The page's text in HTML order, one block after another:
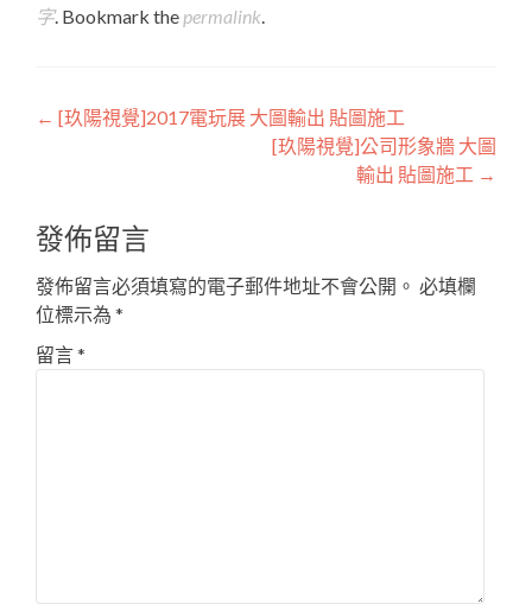
字. Bookmark the permalink.
Post
← [玖陽視覺]2017電玩展 大圖輸出 貼圖施工
[玖陽視覺]公司形象牆 大圖
輸出 貼圖施工 →
發佈留言
發佈留言必須填寫的電子郵件地址不會公開。 必填欄
位標示為 *
留言*